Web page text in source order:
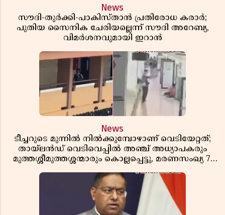
News
സൗദി-തുർക്കി-പാകിസ്താൻ പ്രതിരോധ കരാർ;
പുതിയ സൈനിക ചേരിയല്ലെന്ന് സൗദി അറേബ്യ,
വിമർശനവുമായി ഇറാൻ
News
ടീച്ചറുടെ മുന്നിൽ നിൽക്കുമ്പോഴാണ് വെടിയേറ്റത്;
തായ്‌ലൻഡ് വെടിവെപ്പിൽ അഞ്ച് അധ്യാപകരും
മുത്തശ്ശീമുത്തശ്ശന്മാരും കൊല്ലപ്പെട്ടു, മരണസംഖ്യ 7;